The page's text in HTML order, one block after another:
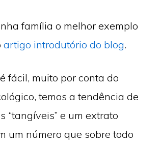
família o melhor exemplo
artigo introdutório do blog.
fácil, muito por conta do
temos a tendência de
“tangíveis” e um extrato
um número que sobre todo